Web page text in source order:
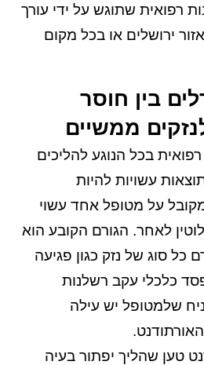
רפואית שתוגש על ידי עורך
ירושלים או בכל מקום
בין חוסר
ממשיים
בכל הנוגע להליכים
עשויות להיות
על מטופל אחד עשוי
לאחר. הגורם הקובע הוא
כל סוג של נזק כגון פגיעה
כלכלי עקב רשלנות
שלמטופל יש עילה
טען שהליך יפתור בעיה